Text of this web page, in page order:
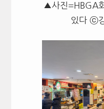
▲사진=HBGA
있다 ⓒ